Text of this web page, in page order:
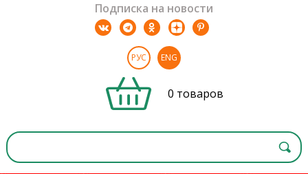
Подписка на новости
РУС ENG
0 товаров